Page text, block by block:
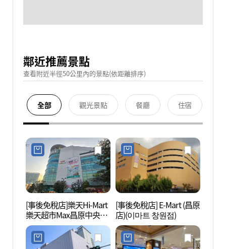
鄰近推薦景點
查看附近半徑50公里內的景點(依距離排序)
全部 觀光景點 餐廳 住宿
[事後免稅店]樂天Hi-Mart
樂天超市Max昌原中央店
(롯데하이마트 롯데마트
맥스 창원중앙점)
[事後免稅店] E-Mart (昌原
店)(이마트 창원점)